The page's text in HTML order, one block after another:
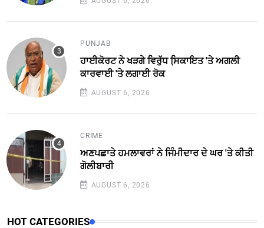
PUNJAB
ਹਾਈਕੋਰਟ ਨੇ ਖੜਗੇ ਵਿਰੁੱਧ ਸਿ਼ਕਾਇਤ 'ਤੇ ਅਗਲੀ
ਕਾਰਵਾਈ 'ਤੇ ਲਗਾਈ ਰੋਕ
AUGUST 6, 2026
CRIME
ਅਣਪਛਾਤੇ ਹਮਲਾਵਰਾਂ ਨੇ ਜਿੰਮੀਦਾਰ ਦੇ ਘਰ 'ਤੇ ਕੀਤੀ
ਗੋਲੀਬਾਰੀ
AUGUST 6, 2026
HOT CATEGORIES